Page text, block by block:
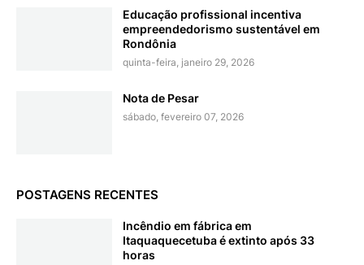
Educação profissional incentiva
empreendedorismo sustentável em
Rondônia
quinta-feira, janeiro 29, 2026
Nota de Pesar
sábado, fevereiro 07, 2026
POSTAGENS RECENTES
Incêndio em fábrica em
Itaquaquecetuba é extinto após 33
horas